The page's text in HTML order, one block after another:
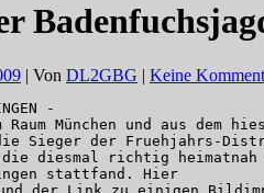
| Von DL2GBG | Keine
-
Raum München und aus dem
die Sieger der Fruehjahrs-
die diesmal richtig
stattfand. Hier